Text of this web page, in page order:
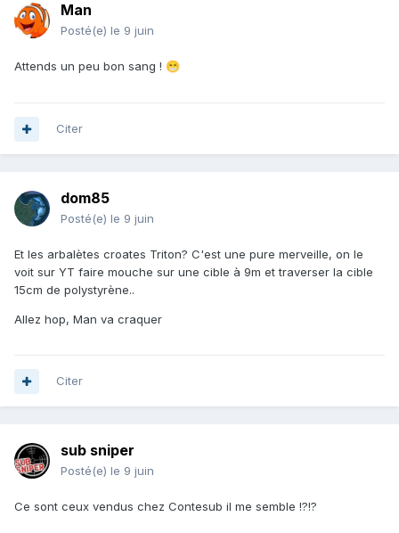
Man
Posté(e) le 9 juin
Attends un peu bon sang ! 😁
Citer
dom85
Posté(e) le 9 juin
Et les arbalètes croates Triton? C'est une pure merveille, on le
voit sur YT faire mouche sur une cible à 9m et traverser la cible
15cm de polystyrène..
Allez hop, Man va craquer
Citer
sub sniper
Posté(e) le 9 juin
Ce sont ceux vendus chez Contesub il me semble !?!?